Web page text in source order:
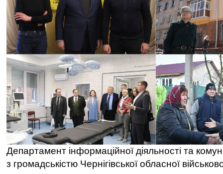
Департамент інформаційної діяльності та
з громадськістю Чернігівської обласної